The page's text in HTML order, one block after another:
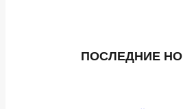
ПОСЛЕДНИЕ